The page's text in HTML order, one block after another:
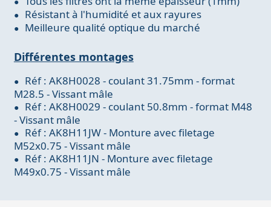
Résistant à l'humidité et aux rayures
Meilleure qualité optique du marché
Différentes montages
Réf : AK8H0028 - coulant 31.75mm - format
M28.5 - Vissant mâle
Réf : AK8H0029 - coulant 50.8mm - format M48
- Vissant mâle
Réf : AK8H11JW - Monture avec filetage
M52x0.75 - Vissant mâle
Réf : AK8H11JN - Monture avec filetage
M49x0.75 - Vissant mâle